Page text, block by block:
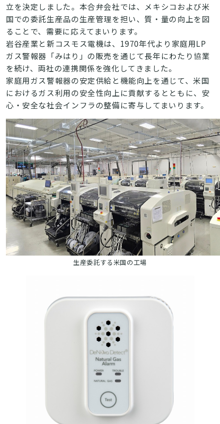
立を決定しました。本合弁会社では、メキシコおよび米
国での委託生産品の生産管理を担い、質・量の向上を図
ることで、需要に応えてまいります。
岩谷産業と新コスモス電機は、1970年代より家庭用LP
ガス警報器「みはり」の販売を通じて長年にわたり協業
を続け、両社の連携関係を強化してきました。
家庭用ガス警報器の安定供給と機能向上を通じて、米国
におけるガス利用の安全性向上に貢献するとともに、安
心・安全な社会インフラの整備に寄与してまいります。
生産委託する米国の工場